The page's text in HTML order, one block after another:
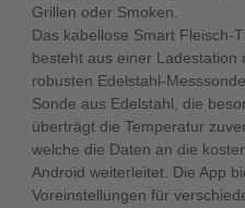
Grillen oder Smoken.
Das kabellose Smart Fleisch-
besteht aus einer Ladestation
robusten Edelstahl-
Sonde aus Edelstahl, die
überträgt die Temperatur
welche die Daten an die
Android weiterleitet. Die App
Voreinstellungen für